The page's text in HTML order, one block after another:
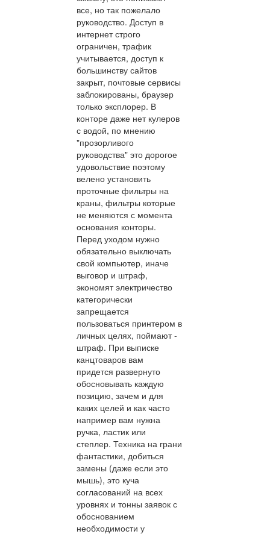
все, но так пожелало
руководство. Доступ в
интернет строго
ограничен, трафик
учитывается, доступ к
большинству сайтов
закрыт, почтовые сервисы
заблокированы, браузер
только эксплорер. В
конторе даже нет кулеров
с водой, по мнению
"прозорливого
руководства" это дорогое
удовольствие поэтому
велено установить
проточные фильтры на
краны, фильтры которые
не меняются с момента
основания конторы.
Перед уходом нужно
обязательно выключать
свой компьютер, иначе
выговор и штраф,
экономят электричество
категорически
запрещается
пользоваться принтером в
личных целях, поймают -
штраф. При выписке
канцтоваров вам
придется развернуто
обосновывать каждую
позицию, зачем и для
каких целей и как часто
например вам нужна
ручка, ластик или
степлер. Техника на грани
фантастики, добиться
замены (даже если это
мышь), это куча
согласований на всех
уровнях и тонны заявок с
обоснованием
необходимости у